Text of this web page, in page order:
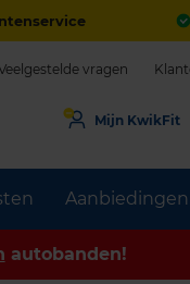
Aanbiedingen
vragen
Mijn KwikFit
autobanden!